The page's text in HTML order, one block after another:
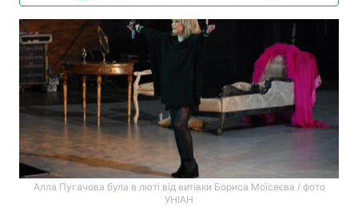
Алла Пугачова була в люті від витівки Бориса Моїсеєва / фото
УНІАН